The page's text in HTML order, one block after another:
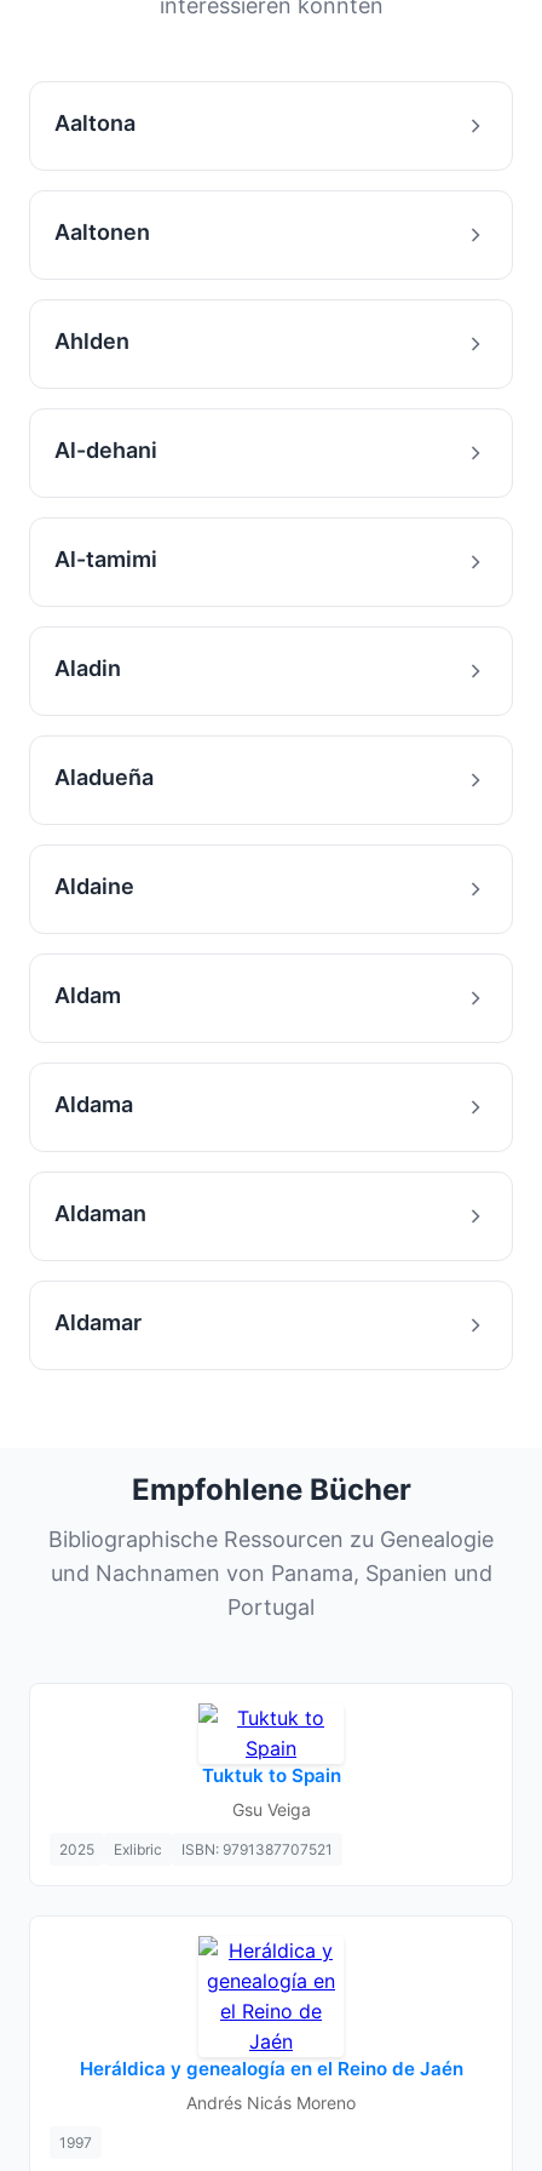
interessieren könnten
Aaltona
Aaltonen
Ahlden
Al-dehani
Al-tamimi
Aladin
Aladueña
Aldaine
Aldam
Aldama
Aldaman
Aldamar
Empfohlene Bücher
Bibliographische Ressourcen zu Genealogie
und Nachnamen von Panama, Spanien und
Portugal
Tuktuk to Spain
Gsu Veiga
2025 Exlibric ISBN: 9791387707521
Heráldica y genealogía en el Reino de Jaén
Andrés Nicás Moreno
1997